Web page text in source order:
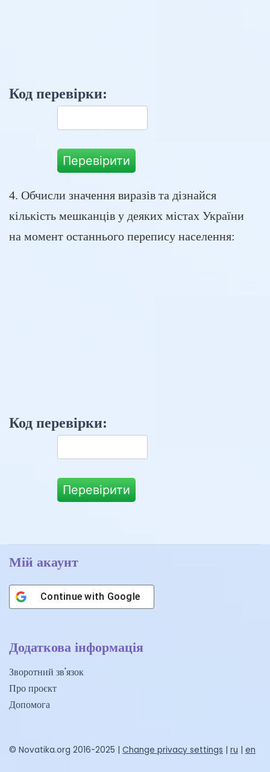
Код перевірки:
Перевірити
4. Обчисли значення виразів та дізнайся
кількість мешканців у деяких містах України
на момент останнього перепису населення:
Код перевірки:
Перевірити
Мій акаунт
Continue with Google
Додаткова інформація
Зворотний зв'язок
Про проєкт
Допомога
© Novatika.org 2016-2025 | Change privacy settings | ru | en